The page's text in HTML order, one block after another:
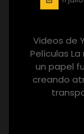
Videos de
Películas
un papel
creando